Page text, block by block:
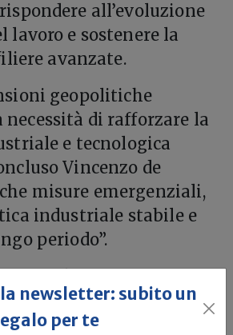
all’evoluzione
lavoro e sostenere la
avanzate.
geopolitiche
necessità di rafforzare la
e tecnologica
Vincenzo de
misure emergenziali,
industriale stabile e
periodo”.
delle tecnologie
percorso di transizione
newsletter: subito un
per te